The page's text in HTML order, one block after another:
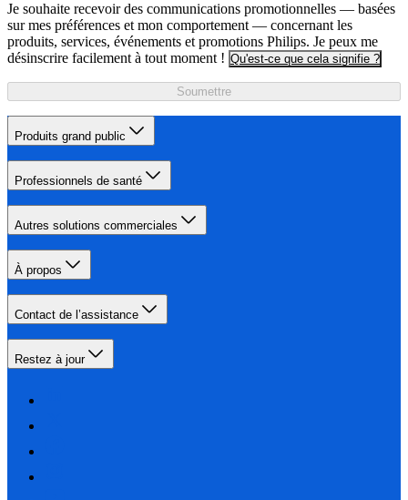
Je souhaite recevoir des communications promotionnelles — basées
sur mes préférences et mon comportement — concernant les
produits, services, événements et promotions Philips. Je peux me
désinscrire facilement à tout moment ! Qu'est-ce que cela signifie ?
Soumettre
Produits grand public
Professionnels de santé
Autres solutions commerciales
À propos
Contact de l’assistance
Restez à jour